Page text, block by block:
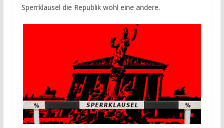
Sperrklausel die Republik wohl eine andere.